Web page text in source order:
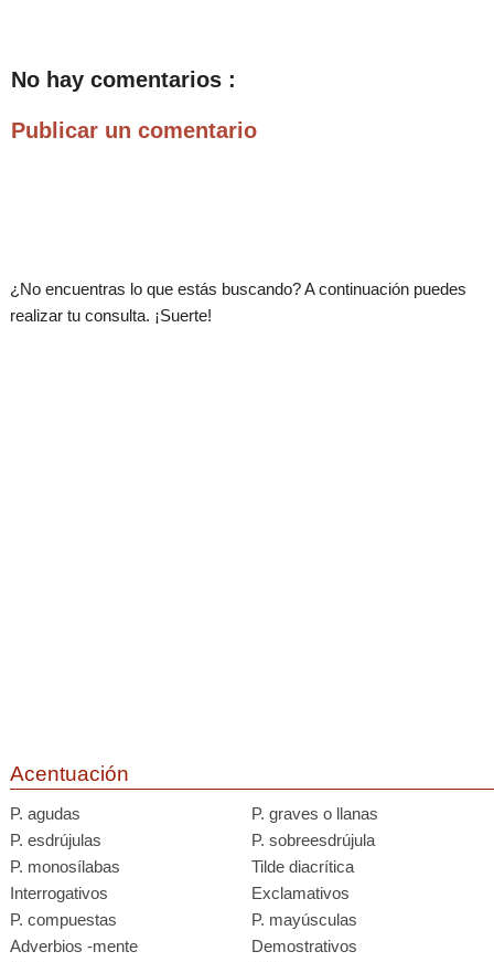
No hay comentarios :
Publicar un comentario
¿No encuentras lo que estás buscando? A continuación puedes
realizar tu consulta. ¡Suerte!
Acentuación
P. agudas
P. graves o llanas
P. esdrújulas
P. sobreesdrújula
P. monosílabas
Tilde diacrítica
Interrogativos
Exclamativos
P. compuestas
P. mayúsculas
Adverbios -mente
Demostrativos